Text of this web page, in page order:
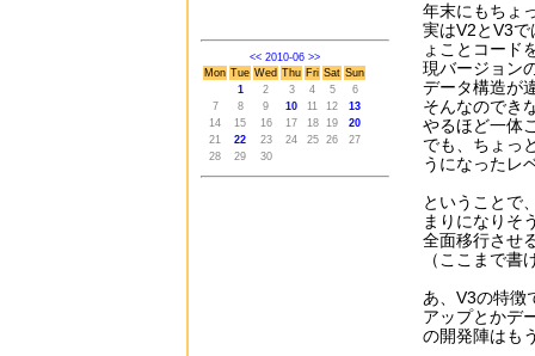
<< 2010-06 >>
Mon Tue Wed Thu Fri Sat Sun
1
2 3 4 5
6
7
8 9 10 11 12
13
14
15 16 17 18 19
20
21
22 23 24 25 26
27
28
29 30
年末にもちょ
実はV2とV3
ょことコード
現バージョン
データ構造が
そんなのでき
やるほど一体
でも、ちょっ
うになったレ
ということで
まりになりそ
全面移行させ
（ここまで
あ、V3の特徴
アップとかデ
の開発陣はも